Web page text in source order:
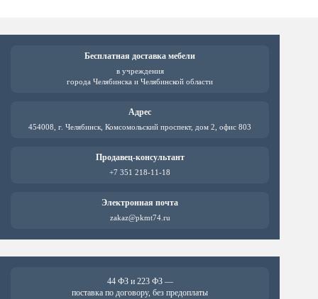
Бесплатная доставка мебели
в учреждения
города Челябинска и Челябинской области
Адрес
454008, г. Челябинск, Комсомольский проспект, дом 2, офис 803
Продавец-консультант
+7 351 218-11-18
Электронная почта
zakaz@pkmt74.ru
44 ФЗ и 223 ФЗ —
поставка по договору, без предоплаты